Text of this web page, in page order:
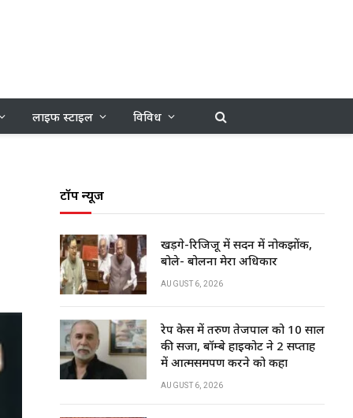
लाइफ स्टाइल विविध
टॉप न्यूज
खड़गे-रिजिजू में सदन में नोकझोंक,
बोले- बोलना मेरा अधिकार
AUGUST 6, 2026
रेप केस में तरुण तेजपाल को 10 साल
की सजा, बॉम्बे हाईकोर्ट ने 2 सप्ताह
में आत्मसमर्पण करने को कहा
AUGUST 6, 2026